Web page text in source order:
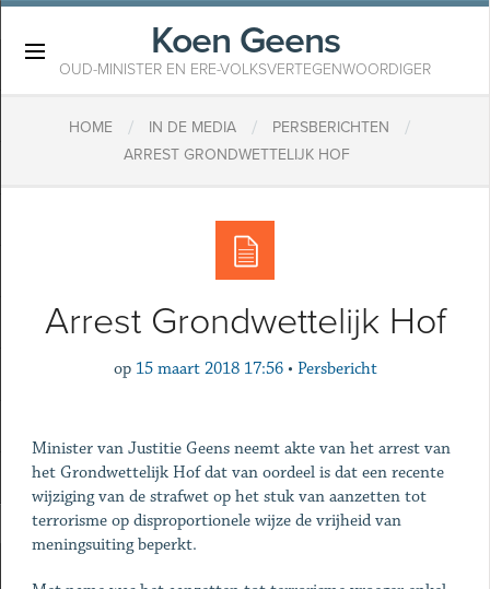
Koen Geens
OUD-MINISTER EN ERE-VOLKSVERTEGENWOORDIGER
HOME / IN DE MEDIA / PERSBERICHTEN /
ARREST GRONDWETTELIJK HOF
Arrest Grondwettelijk Hof
op 15 maart 2018 17:56 • Persbericht
Minister van Justitie Geens neemt akte van het arrest van
het Grondwettelijk Hof dat van oordeel is dat een recente
wijziging van de strafwet op het stuk van aanzetten tot
terrorisme op disproportionele wijze de vrijheid van
meningsuiting beperkt.